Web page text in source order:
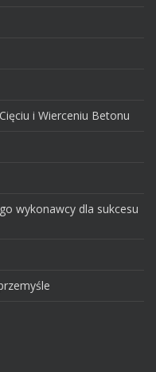
i Wierceniu Betonu
wykonawcy dla sukcesu